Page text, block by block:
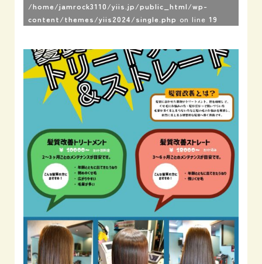
/home/jamrock3110/yiis.jp/public_html/wp-
content/themes/yiis2024/single.php on line 19